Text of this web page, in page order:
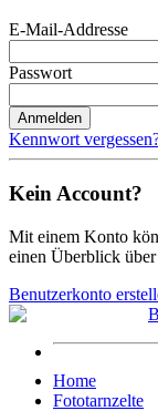
E-Mail-Addresse
Passwort
Anmelden
Kennwort
Kein Account?
Mit einem Konto
einen Überblick
Benutzerkonto
Home
Fototarnzelte